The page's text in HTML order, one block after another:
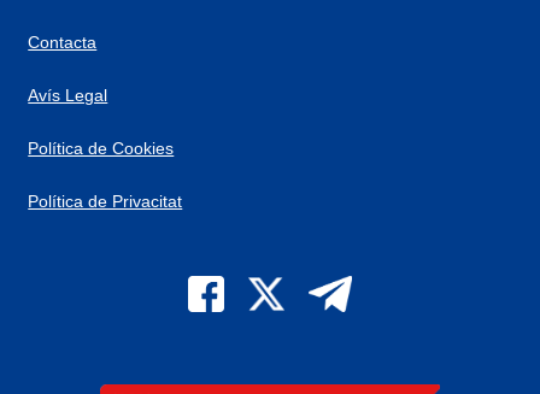
Contacta
Avís Legal
Política de Cookies
Política de Privacitat